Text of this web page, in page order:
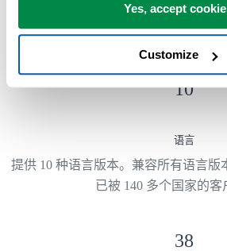
Yes, accept
Customize
ASAP Utilities 中的工具可帮助您节省
法实现的操作
10
语言
提供 10 种语言版本。兼容所有语言版
已被 140 多个国家的客
38